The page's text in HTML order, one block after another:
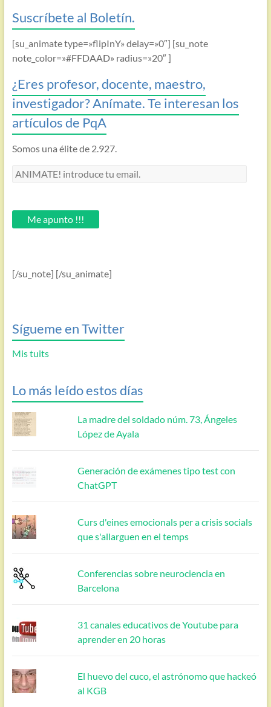
Suscríbete al Boletín.
[su_animate type=»flipInY» delay=»0″] [su_note
note_color=»#FFDAAD» radius=»20″ ]
¿Eres profesor, docente, maestro,
investigador? Anímate. Te interesan los
artículos de PqA
Somos una élite de 2.927.
ANIMATE!
email.Me apunto !!!
[/su_note] [/su_animate]
Sígueme en Twitter
Mis tuits
Lo más leído estos días
La madre del soldado núm. 73, Ángeles
López de Ayala
Generación de exámenes tipo test con
ChatGPT
Curs d'eines emocionals per a crisis socials
que s'allarguen en el temps
Conferencias sobre neurociencia en
Barcelona
31 canales educativos de Youtube para
aprender en 20 horas
El huevo del cuco, el astrónomo que hackeó
al KGB